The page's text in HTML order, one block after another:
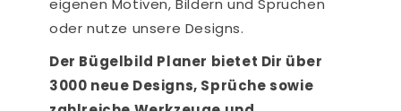
eigenen Motiven, Bildern und Sprüchen
oder nutze unsere Designs.
Der Bügelbild Planer bietet Dir über
3000 neue Designs, Sprüche sowie